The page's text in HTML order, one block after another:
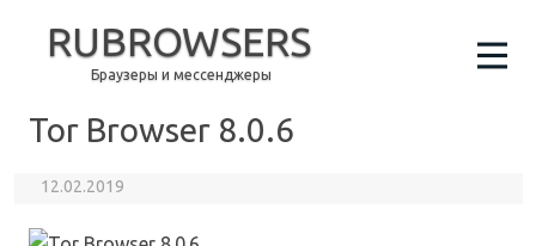
RUBROWSERS
Браузеры и мессенджеры
Tor Browser 8.0.6
12.02.2019